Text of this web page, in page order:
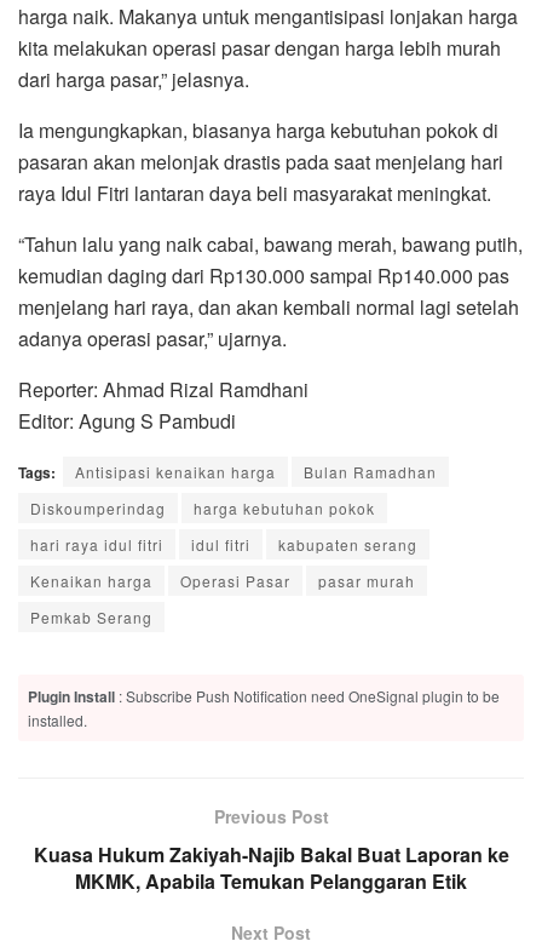
harga naik. Makanya untuk mengantisipasi lonjakan harga
kita melakukan operasi pasar dengan harga lebih murah
dari harga pasar,” jelasnya.
Ia mengungkapkan, biasanya harga kebutuhan pokok di
pasaran akan melonjak drastis pada saat menjelang hari
raya Idul Fitri lantaran daya beli masyarakat meningkat.
“Tahun lalu yang naik cabai, bawang merah, bawang putih,
kemudian daging dari Rp130.000 sampai Rp140.000 pas
menjelang hari raya, dan akan kembali normal lagi setelah
adanya operasi pasar,” ujarnya.
Reporter: Ahmad Rizal Ramdhani
Editor: Agung S Pambudi
Tags: Antisipasi kenaikan harga
Bulan Ramadhan
Diskoumperindag
harga kebutuhan pokok
hari raya idul fitri
idul fitri
kabupaten serang
Kenaikan harga
Operasi Pasar
pasar murah
Pemkab Serang
Plugin Install : Subscribe Push Notification need OneSignal plugin to be
installed.
Previous Post
Kuasa Hukum Zakiyah-Najib Bakal Buat Laporan ke
MKMK, Apabila Temukan Pelanggaran Etik
Next Post